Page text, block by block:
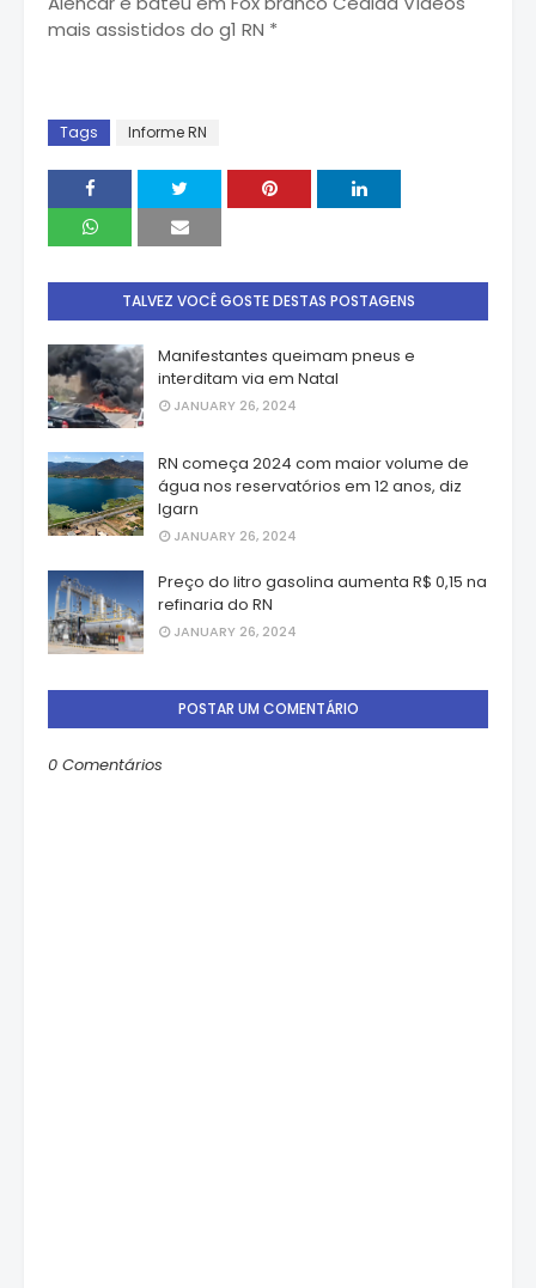
mais assistidos do g1 RN *
Tags Informe RN
TALVEZ VOCÊ GOSTE DESTAS POSTAGENS
Manifestantes queimam pneus e
interditam via em Natal
JANUARY 26, 2024
RN começa 2024 com maior volume de
água nos reservatórios em 12 anos, diz
Igarn
JANUARY 26, 2024
Preço do litro gasolina aumenta R$ 0,15 na
refinaria do RN
JANUARY 26, 2024
POSTAR UM COMENTÁRIO
0 Comentários